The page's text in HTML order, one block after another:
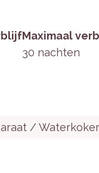
met
en een
Maximaal
30 nachten
/ Waterkoker